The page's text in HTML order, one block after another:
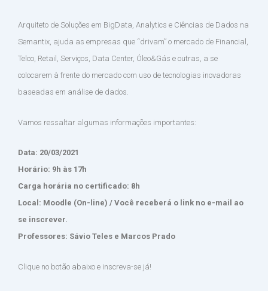
Arquiteto de Soluções em BigData, Analytics e Ciências de Dados na
Semantix, ajuda as empresas que “drivam” o mercado de Financial,
Telco, Retail, Serviços, Data Center, Óleo&Gás e outras, a se
colocarem à frente do mercado com uso de tecnologias inovadoras
baseadas em análise de dados.
Vamos ressaltar algumas informações importantes:
Data: 20/03/2021
Horário: 9h às 17h
Carga horária no certificado: 8h
Local: Moodle (On-line) / Você receberá o link no e-mail ao
se inscrever.
Professores: Sávio Teles e Marcos Prado
Clique no botão abaixo e inscreva-se já!